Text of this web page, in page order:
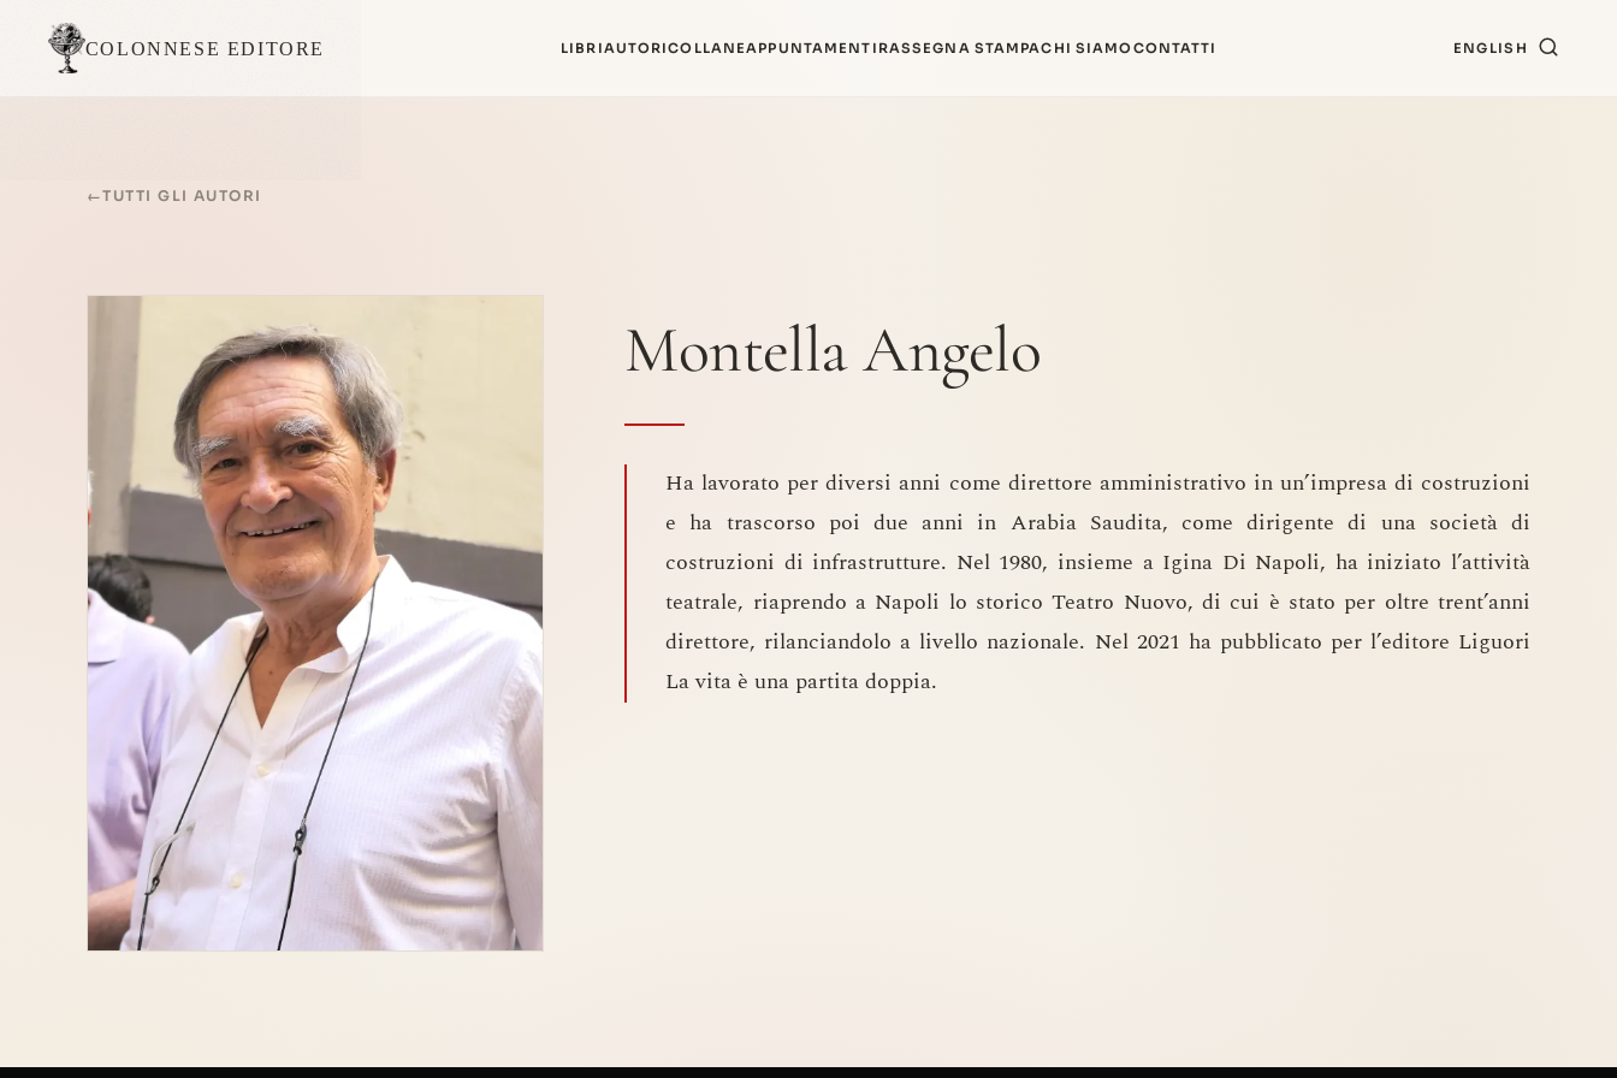
COLONNESE EDITORE LIBRIAUTORICOLLANEAPPUNTAMENTI RASSEGNA STAMPACHI SIAMOCONTATTI ENGLISH
←TUTTI GLI AUTORI
Montella Angelo
Ha lavorato per diversi anni come direttore amministrativo in un’impresa di costruzioni
e ha trascorso poi due anni in Arabia Saudita, come dirigente di una società di
costruzioni di infrastrutture. Nel 1980, insieme a Igina Di Napoli, ha iniziato l’attività
teatrale, riaprendo a Napoli lo storico Teatro Nuovo, di cui è stato per oltre trent’anni
direttore, rilanciandolo a livello nazionale. Nel 2021 ha pubblicato per l’editore Liguori
La vita è una partita doppia.